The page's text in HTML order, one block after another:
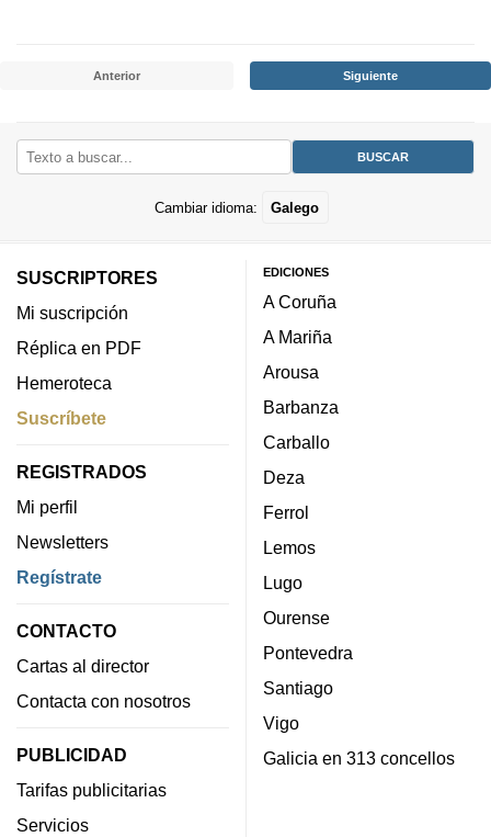
Anterior Siguiente
Cambiar idioma: Galego
SUSCRIPTORES
Mi suscripción
Réplica en PDF
Hemeroteca
Suscríbete
REGISTRADOS
Mi perfil
Newsletters
Regístrate
CONTACTO
Cartas al director
Contacta con nosotros
PUBLICIDAD
Tarifas publicitarias
Servicios
EDICIONES
A Coruña
A Mariña
Arousa
Barbanza
Carballo
Deza
Ferrol
Lemos
Lugo
Ourense
Pontevedra
Santiago
Vigo
Galicia en 313 concellos